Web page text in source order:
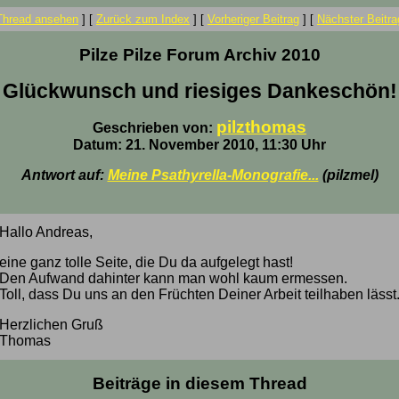
ansehen ] [ Zurück zum Index ] [ Vorheriger Beitrag ] [ Nächster
Pilze Pilze Forum Archiv 2010
Glückwunsch und riesiges Dankeschön!
Geschrieben von: pilzthomas
Datum: 21. November 2010, 11:30 Uhr
Antwort auf: Meine Psathyrella-Monografie... (pilzmel)
Hallo Andreas,
eine ganz tolle Seite, die Du da aufgelegt hast!
Den Aufwand dahinter kann man wohl kaum ermessen.
Toll, dass Du uns an den Früchten Deiner Arbeit teilhaben lässt.
Herzlichen Gruß
Thomas
Beiträge in diesem Thread